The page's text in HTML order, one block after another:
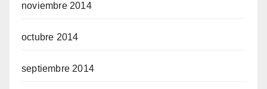
noviembre 2014
octubre 2014
septiembre 2014